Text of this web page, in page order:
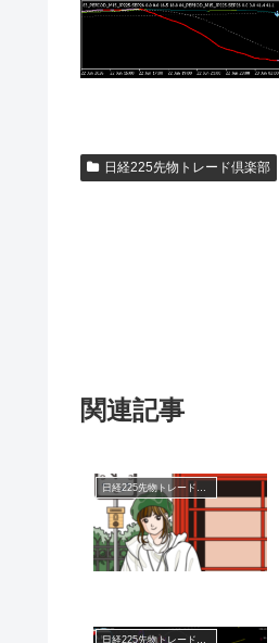
日経225先物トレード倶楽部
関連記事
日経225先物トレード倶楽部